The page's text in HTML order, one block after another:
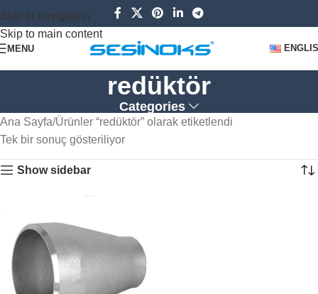
Skip to navigation
Skip to main content
MENU
redüktör
Categories
Ana Sayfa Ürünler “redüktör” olarak etiketlendi
Tek bir sonuç gösteriliyor
Show sidebar